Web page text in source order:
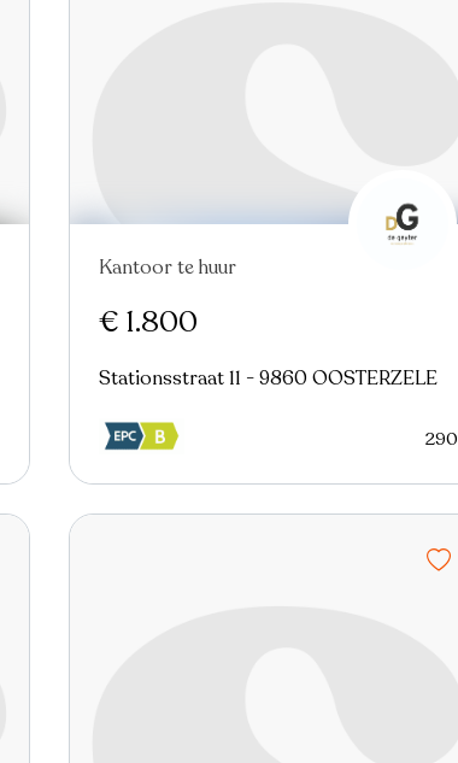
Kantoor te huur
€ 1.800
Stationsstraat 11 - 9860 OOSTERZELE
290